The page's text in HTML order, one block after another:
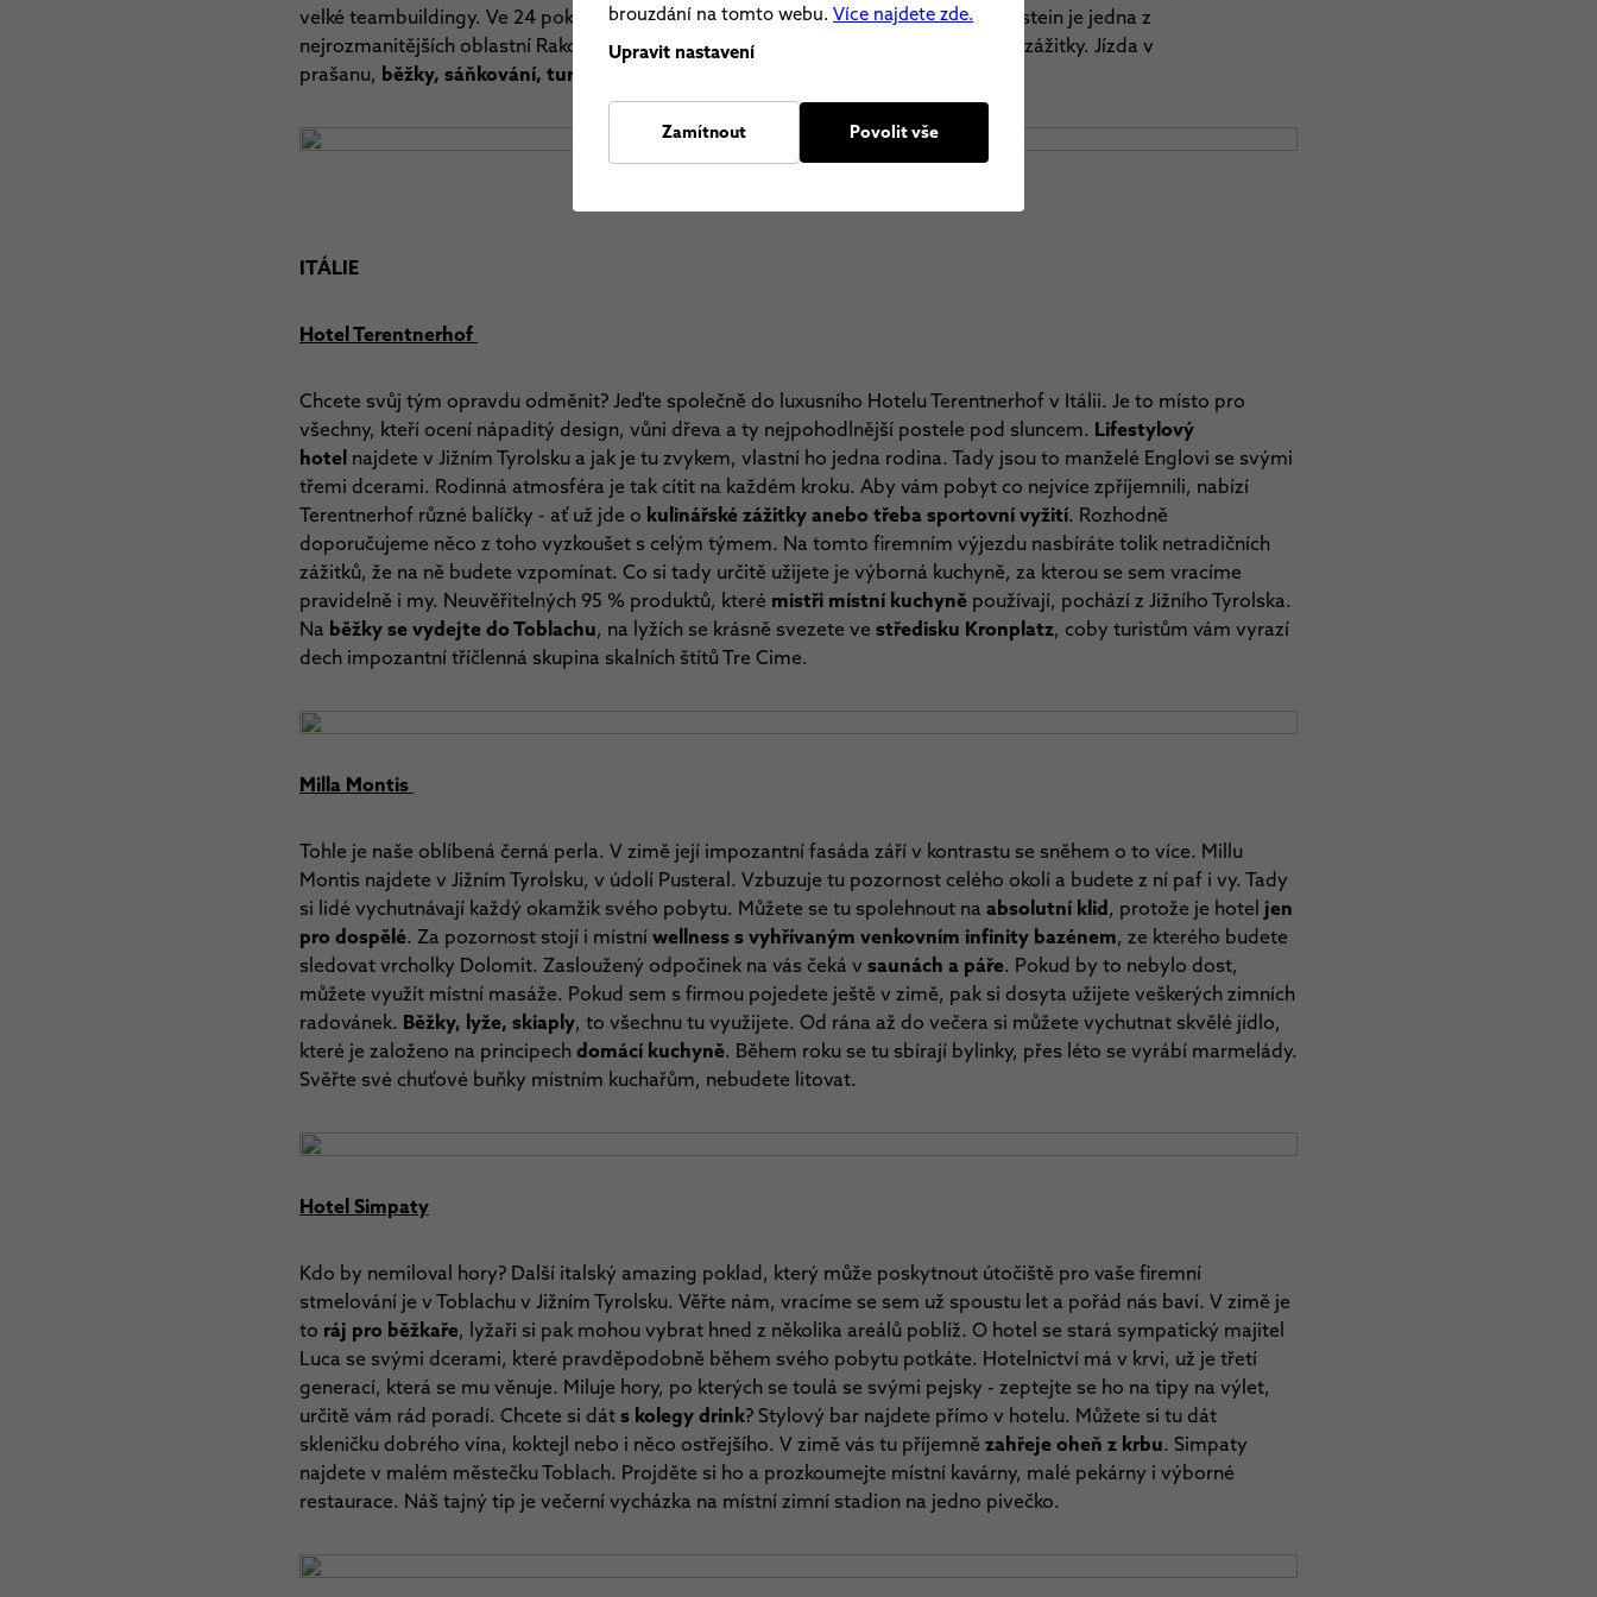
velké teambuildingy. Ve 24 pokojích se ubytuje celkem 50 osob. Schladming-Dachstein je jedna z
nejrozmanitějších oblastní Rakouska. Je to místo jako stvořené pro nové společné zážitky. Jízda v
prašanu, běžky, sáňkování, turistika
ITÁLIE
Hotel Terentnerhof
Chcete svůj tým opravdu odměnit? Jeďte společně do luxusního Hotelu Terentnerhof v Itálii. Je to místo pro
všechny, kteří ocení nápaditý design, vůni dřeva a ty nejpohodlnější postele pod sluncem. Lifestylový
hotel najdete v Jižním Tyrolsku a jak je tu zvykem, vlastní ho jedna rodina. Tady jsou to manželé Englovi se svými
třemi dcerami. Rodinná atmosféra je tak cítit na každém kroku. Aby vám pobyt co nejvíce zpříjemnili, nabízí
Terentnerhof různé balíčky - ať už jde o kulinářské zážitky anebo třeba sportovní vyžití. Rozhodně
doporučujeme něco z toho vyzkoušet s celým týmem. Na tomto firemním výjezdu nasbíráte tolik netradičních
zážitků, že na ně budete vzpomínat. Co si tady určitě užijete je výborná kuchyně, za kterou se sem vracíme
pravidelně i my. Neuvěřitelných 95 % produktů, které mistři místní kuchyně používají, pochází z Jižního Tyrolska.
Na běžky se vydejte do Toblachu, na lyžích se krásně svezete ve středisku Kronplatz, coby turistům vám vyrazí
dech impozantní tříčlenná skupina skalních štítů Tre Cime.
Milla Montis
Tohle je naše oblíbená černá perla. V zimě její impozantní fasáda září v kontrastu se sněhem o to více. Millu
Montis najdete v Jižním Tyrolsku, v údolí Pusteral. Vzbuzuje tu pozornost celého okolí a budete z ní paf i vy. Tady
si lidé vychutnávají každý okamžik svého pobytu. Můžete se tu spolehnout na absolutní klid, protože je hotel jen
pro dospělé. Za pozornost stojí i místníwellness s vyhřívaným venkovním infinity bazénem, ze kterého budete
sledovat vrcholky Dolomit. Zasloužený odpočinek na vás čeká v saunách a páře. Pokud by to nebylo dost,
můžete využít místní masáže. Pokud sem s firmou pojedete ještě v zimě, pak si dosyta užijete veškerých zimních
radovánek. Běžky, lyže, skiaply, to všechnu tu využijete. Od rána až do večera si můžete vychutnat skvělé jídlo,
které je založeno na principechdomácí kuchyně. Během roku se tu sbírají bylinky, přes léto se vyrábí marmelády.
Svěřte své chuťové buňky místním kuchařům, nebudete litovat.
Hotel Simpaty
Kdo by nemiloval hory? Další italský amazing poklad, který může poskytnout útočiště pro vaše firemní
stmelování je v Toblachu v Jižním Tyrolsku. Věřte nám, vracíme se sem už spoustu let a pořád nás baví. V zimě je
to ráj pro běžkaře, lyžaři si pak mohou vybrat hned z několika areálů poblíž. O hotel se stará sympatický majitel
Luca se svými dcerami, které pravděpodobně během svého pobytu potkáte. Hotelnictví má v krvi, už je třetí
generací, která se mu věnuje. Miluje hory, po kterých se toulá se svými pejsky - zeptejte se ho na tipy na výlet,
určitě vám rád poradí. Chcete si dáts kolegy drink? Stylový bar najdete přímo v hotelu. Můžete si tu dát
skleničku dobrého vína, koktejl nebo i něco ostřejšího. V zimě vás tu příjemně zahřeje oheň z krbu. Simpaty
najdete v malém městečku Toblach. Projděte si ho a prozkoumejte místní kavárny, malé pekárny i výborné
restaurace. Náš tajný tip je večerní vycházka na místní zimní stadion na jedno pivečko.
brouzdání na tomto webu. Více najdete zde.
Upravit nastavení
Zamítnout Povolit vše